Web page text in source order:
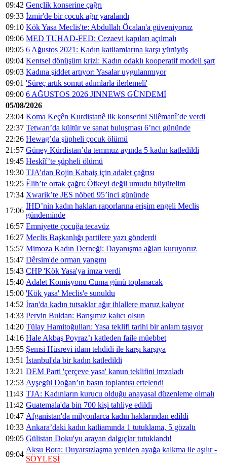
09:42 Gençlik konserine çağrı
09:33 İzmir'de bir çocuk ağır yaralandı
09:10 Kök Yasa Meclis'te: Abdullah Öcalan'a güveniyoruz
09:06 MED TUHAD-FED: Cezaevi kapıları açılmalı
09:05 6 Ağustos 2021: Kadın katliamlarına karşı yürüyüş
09:04 Kentsel dönüşüm krizi: Kadın odaklı kooperatif modeli şart
09:03 Kadına şiddet artıyor: Yasalar uygulanmıyor
09:01 'Süreç artık somut adımlarla ilerlemeli'
09:00 6 AĞUSTOS 2026 JINNEWS GÜNDEMİ
05/08/2026
23:04 Koma Keçên Kurdistanê ilk konserini Silêmanî’de verdi
22:37 Tetwan’da kültür ve sanat buluşması 6’ncı gününde
22:26 Hewag’da şüpheli çocuk ölümü
21:57 Güney Kürdistan’da temmuz ayında 5 kadın katledildi
19:45 Heskîf’te şüpheli ölümü
19:30 TJA’dan Rojin Kabaiş için adalet çağrısı
19:25 Êlih’te ortak çağrı: Öfkeyi değil umudu büyütelim
17:34 Xwarik’te JES nöbeti 95’inci gününde
17:06
İHD’nin kadın hakları raporlarına erişim engeli Meclis
gündeminde
16:57 Emniyette çocuğa tecavüz
16:27 Meclis Başkanlığı partilere yazı gönderdi
15:57 Mimoza Kadın Derneği: Dayanışma ağları kuruyoruz
15:47 Dêrsim'de orman yangını
15:43 CHP 'Kök Yasa'ya imza verdi
15:40 Adalet Komisyonu Cuma günü toplanacak
15:00 'Kök yasa' Meclis'e sunuldu
14:52 İran'da kadın tutsaklar ağır ihlallere maruz kalıyor
14:33 Pervin Buldan: Barışımız kalıcı olsun
14:20 Tülay Hamitoğulları: Yasa teklifi tarihi bir anlam taşıyor
14:16 Hale Akbaş Poyraz’ı katleden faile müebbet
13:55 Şemsi Hüsrevi idam tehdidi ile karşı karşıya
13:51 İstanbul'da bir kadın katledildi
13:21 DEM Parti 'çerçeve yasa' kanun teklifini imzaladı
12:53 Ayşegül Doğan’ın basın toplantısı ertelendi
11:43 TJA: Kadınların kurucu olduğu anayasal düzenleme olmalı
11:42 Guatemala'da bin 700 kişi tahliye edildi
10:47 Afganistan'da milyonlarca kadın haklarından edildi
10:33 Ankara’daki kadın katliamında 1 tutuklama, 5 gözaltı
09:05 Gülistan Doku'yu arayan dalgıçlar tutuklandı!
09:04
Aksu Bora: Duyarsızlaşma yeniden ayağa kalkma ile aşılır -
SÖYLEŞİ